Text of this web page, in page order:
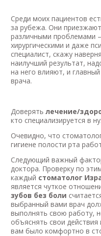
Среди моих пациентов
за рубежа. Они
различными проблемами
хирургическими и даже
специалист, скажу
наилучший результат,
на него влияют, и
врача.
Доверять лечение/
кто специализируется в
Очевидно, что
гигиене полости рта
Следующий важный
доктора. Проверку по
каждый стоматолог
является чуткое
зубов без боли
выбранный вами врач
выполнять свою работу,
объяснять свои
вам было комфортно в